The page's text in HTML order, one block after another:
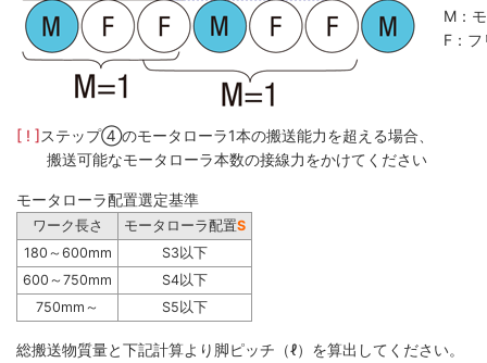
M：
F：
[ ! ]ステップ④のモータローラ1本の搬送能力を超える場合、
搬送可能なモータローラ本数の接線力をかけてください
モータローラ配置選定基準
ワーク長さ モータローラ配置S
180～600mm
S3以下
600～750mm
S4以下
750mm～
S5以下
総搬送物質量と下記計算より脚ピッチ（ℓ）を算出してください。